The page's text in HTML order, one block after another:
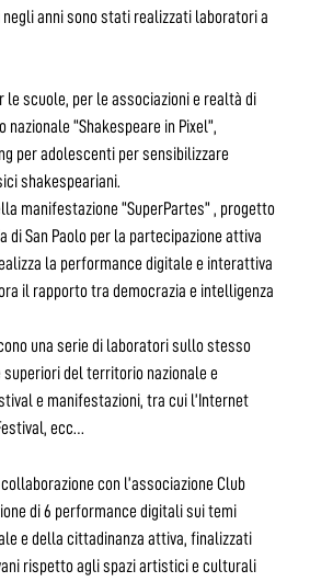
anni sono stati realizzati laboratori a
le scuole, per le associazioni e realtà di
“Shakespeare in Pixel”,
per adolescenti per sensibilizzare
shakespeariani.
manifestazione “SuperPartes” , progetto
di San Paolo per la partecipazione attiva
la performance digitale e interattiva
il rapporto tra democrazia e intelligenza
una serie di laboratori sullo stesso
del territorio nazionale e
e manifestazioni, tra cui l’Internet
ecc…
con l’associazione Club
di 6 performance digitali sui temi
e della cittadinanza attiva, finalizzati
rispetto agli spazi artistici e culturali